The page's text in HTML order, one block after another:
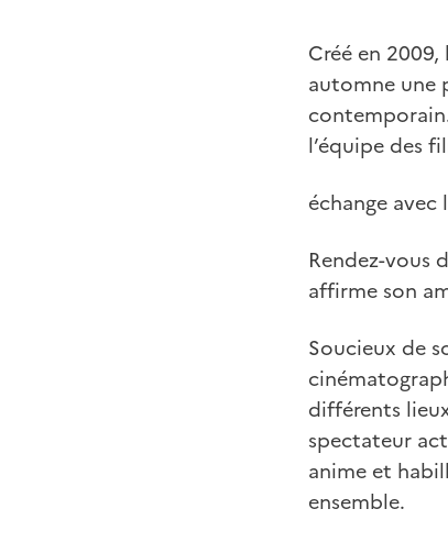
Créé en
automne une
l’équipe des
échange avec
Rendez-vous
affirme son
Soucieux de
différents
spectateur
anime et
ensemble.